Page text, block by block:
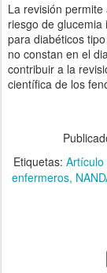
La revisión
riesgo de
para diabéticos
no constan en el
contribuir a la
científica de los
Etiquetas: Artículo
enfermeros